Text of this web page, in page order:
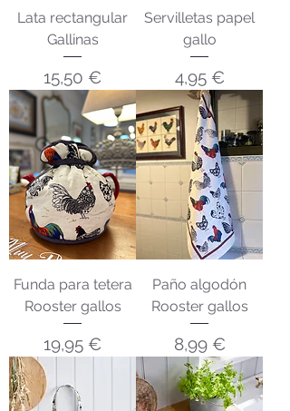
Lata rectangular
Gallinas
Precio
15,50 €
Servilletas papel
gallo
Precio
4,95 €
Funda para tetera
Rooster gallos
Precio
19,95 €
Paño algodón
Rooster gallos
Precio
8,99 €